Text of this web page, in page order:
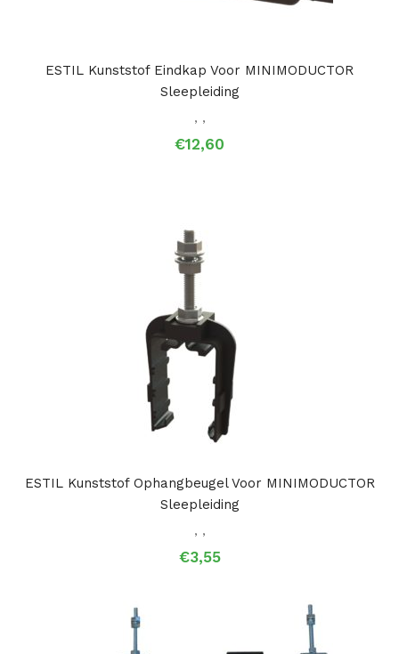
ESTIL Kunststof Eindkap Voor MINIMODUCTOR
Sleepleiding
, ,
€12,60
ESTIL Kunststof Ophangbeugel Voor MINIMODUCTOR
Sleepleiding
, ,
€3,55